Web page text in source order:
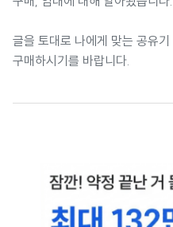
글을 토대로 나에게 맞는 공유기
구매하시기를 바랍니다.